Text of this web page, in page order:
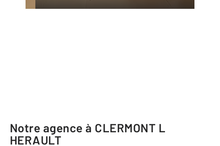
Notre agence à CLERMONT L
HERAULT